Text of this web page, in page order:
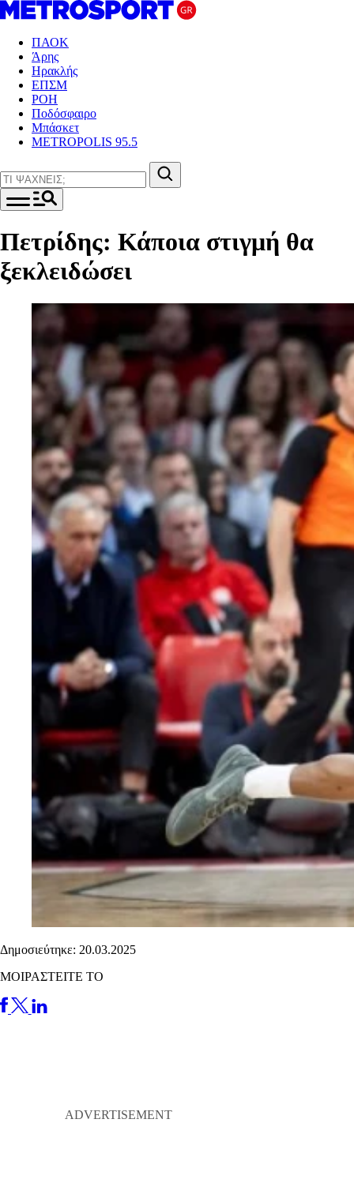
ΠΑΟΚ
Άρης
Ηρακλής
ΕΠΣΜ
ΡΟΗ
Ποδόσφαιρο
Μπάσκετ
METROPOLIS 95.5
Πετρίδης: Κάποια στιγμή θα
ξεκλειδώσει
Δημοσιεύτηκε: 20.03.2025
ΜΟΙΡΑΣΤΕΙΤΕ ΤΟ